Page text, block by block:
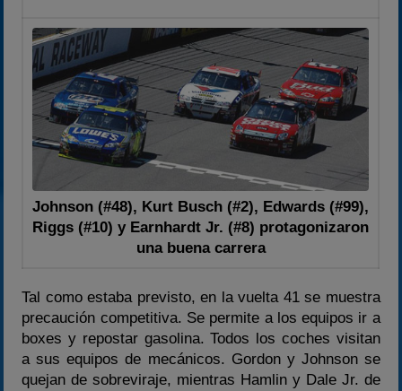
Johnson (#48), Kurt Busch (#2), Edwards (#99),
Riggs (#10) y Earnhardt Jr. (#8) protagonizaron
una buena carrera
Tal como estaba previsto, en la vuelta 41 se muestra
precaución competitiva. Se permite a los equipos ir a
boxes y repostar gasolina. Todos los coches visitan
a sus equipos de mecánicos. Gordon y Johnson se
quejan de sobreviraje, mientras Hamlin y Dale Jr. de